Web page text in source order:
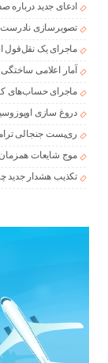
ادعای جدید
تصویرسازی نادرست
ماجرای یک نقل‌قول
آمار اعلامی ساختگی
ماجرای حساب‌های
دروغ سازی
ری‌پست جنجالی
موج شایعات همزمان
تکذیب هشدار جدید